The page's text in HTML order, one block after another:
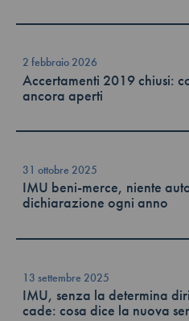
2 febbraio 2026
Accertamenti 2019 chiusi:
ancora aperti
31 ottobre 2025
IMU beni-merce, niente
dichiarazione ogni anno
13 settembre 2025
IMU, senza la determina
cade: cosa dice la nuova